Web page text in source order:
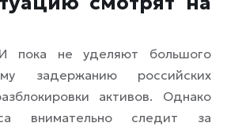
пока не уделяют большого
задержанию российских
активов. Однако
внимательно следит за